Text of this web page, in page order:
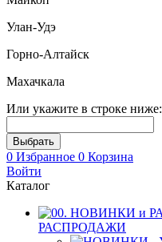
Улан-Удэ
Горно-Алтайск
Махачкала
Или укажите в строке ниже:
0 Избранное 0 Корзина
Войти
Каталог
РАСПРОДАЖИ